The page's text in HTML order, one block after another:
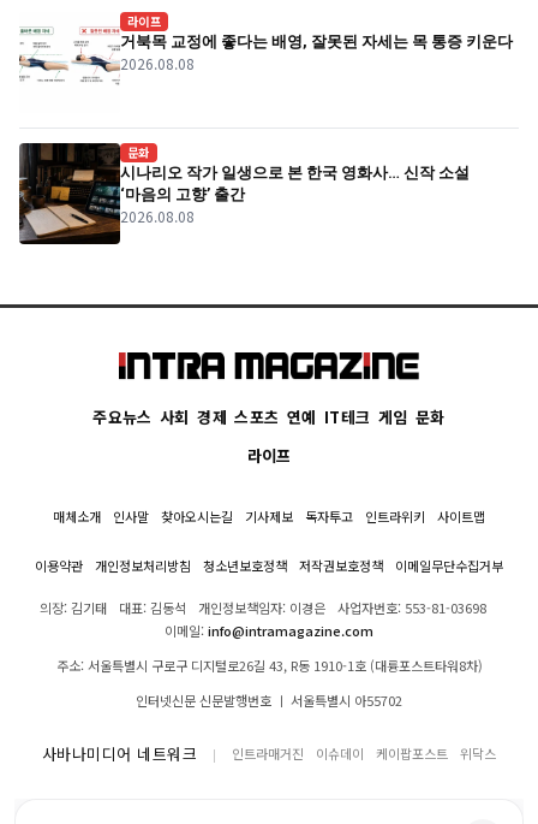
라이프
거북목 교정에 좋다는 배영, 잘못된 자세는 목 통증 키운다
2026.08.08
문화
시나리오 작가 일생으로 본 한국 영화사… 신작 소설
‘마음의 고향’ 출간
2026.08.08
주요뉴스 사회 경제 스포츠 연예 IT테크 게임 문화
라이프
매체소개 인사말 찾아오시는길 기사제보 독자투고 인트라위키 사이트맵
이용약관 개인정보처리방침 청소년보호정책 저작권보호정책 이메일무단수집거부
의장: 김기태 대표: 김동석 개인정보책임자: 이경은
사업자번호: 553-81-03698
이메일:info@intramagazine.com
주소: 서울특별시 구로구 디지털로26길 43, R동 1910-1호 (대륭포스트타워8차)
인터넷신문 신문발행번호 ㅣ 서울특별시 아55702
사바나미디어 네트워크 인트라매거진 이슈데이 케이팝포스트 위닥스